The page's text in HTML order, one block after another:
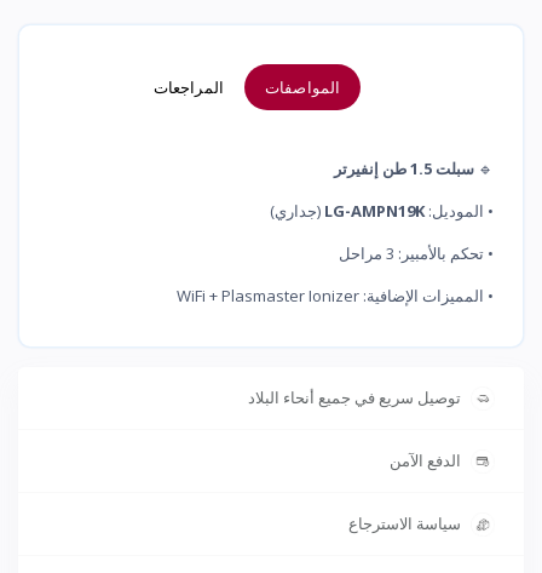
المواصفات المراجعات
🔹 سبلت 1.5 طن إنفيرتر
• الموديل: LG-AMPN19K (جداري)
• تحكم بالأمبير: 3 مراحل
• المميزات الإضافية: WiFi + Plasmaster Ionizer
توصيل سريع في جميع أنحاء البلاد
الدفع الآمن
سياسة الاسترجاع